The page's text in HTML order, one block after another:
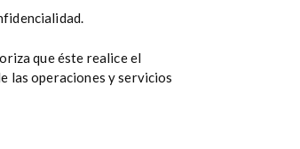
que éste realice el
las operaciones y servicios